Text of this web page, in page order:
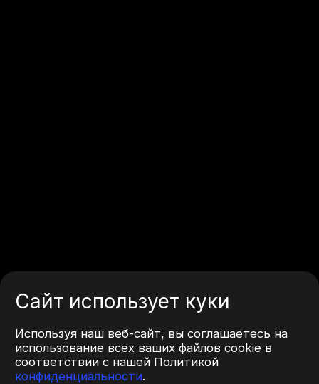
Сайт использует куки
Используя наш веб-сайт, вы соглашаетесь на
использование всех ваших файлов cookie в
соответствии с нашей Политикой
конфиденциальности.